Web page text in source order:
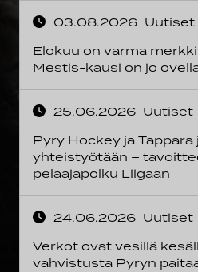
03.08.2026 Uutiset
Elokuu on varma
Mestis-kausi on jo
25.06.2026 Uutiset
Pyry Hockey ja
yhteistyötään –
pelaajapolku Liigaan
24.06.2026 Uutiset
Verkot ovat vesillä
vahvistusta Pyryn